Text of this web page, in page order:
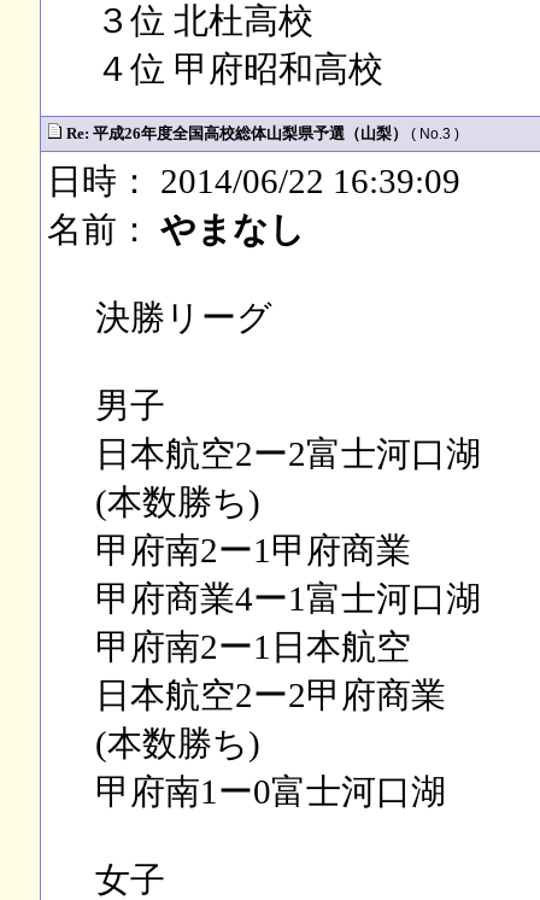
３位 北杜高校
４位 甲府昭和高校
Re: 平成26年度全国高校総体山梨県予選（山梨） ( No.3 )
日時： 2014/06/22 16:39:09
名前： やまなし
決勝リーグ
男子
日本航空2ー2富士河口湖
(本数勝ち)
甲府南2ー1甲府商業
甲府商業4ー1富士河口湖
甲府南2ー1日本航空
日本航空2ー2甲府商業
(本数勝ち)
甲府南1ー0富士河口湖
女子